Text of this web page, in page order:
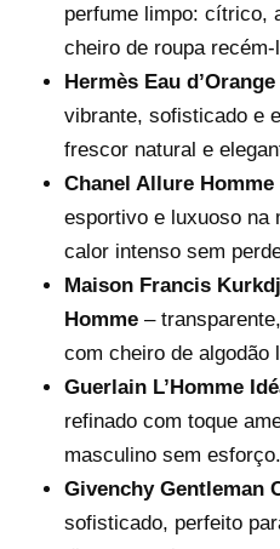
perfume limpo: cítrico,
cheiro de roupa
Hermès Eau
vibrante, sofisticado e
frescor natural e
Chanel Allure
esportivo e luxuoso na
calor intenso sem
Maison Francis
Homme–
com cheiro de algodão
Guerlain L’Homme
refinado com toque
masculino sem esforço.
Givenchy Gentleman
sofisticado, perfeito